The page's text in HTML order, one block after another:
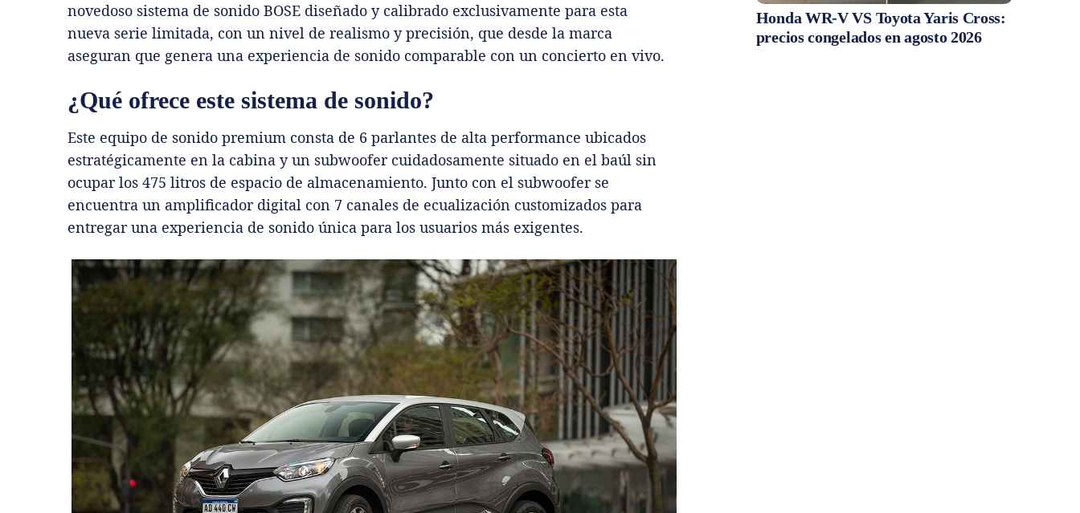
novedoso sistema de sonido BOSE diseñado y calibrado exclusivamente para esta
nueva serie limitada, con un nivel de realismo y precisión, que desde la marca
aseguran que genera una experiencia de sonido comparable con un concierto en vivo.
¿Qué ofrece este sistema de sonido?
Este equipo de sonido premium consta de 6 parlantes de alta performance ubicados
estratégicamente en la cabina y un subwoofer cuidadosamente situado en el baúl sin
ocupar los 475 litros de espacio de almacenamiento. Junto con el subwoofer se
encuentra un amplificador digital con 7 canales de ecualización customizados para
entregar una experiencia de sonido única para los usuarios más exigentes.
Honda WR-V VS Toyota Yaris Cross:
precios congelados en agosto 2026